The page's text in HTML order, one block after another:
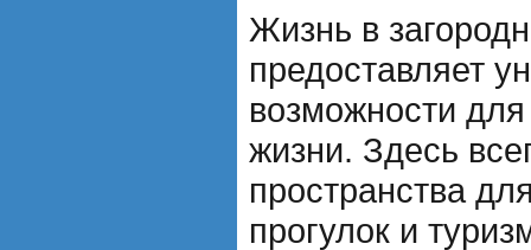
Жизнь в
предоставляет
возможности для
жизни. Здесь
пространства
прогулок и